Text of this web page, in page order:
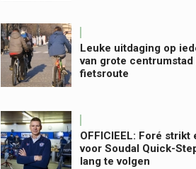
Leuke uitdaging op
van grote
fietsroute
OFFICIEEL: Foré
voor Soudal Quick-
lang te volgen